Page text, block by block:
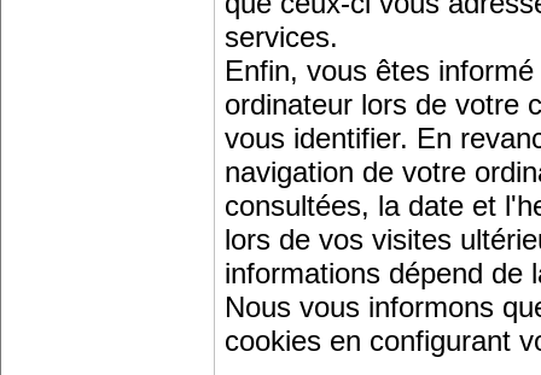
services.
Enfin, vous êtes
ordinateur lors de votre
vous identifier. En
navigation de votre
consultées, la date et
lors de vos visites
informations dépend de
Nous vous informons
cookies en configurant